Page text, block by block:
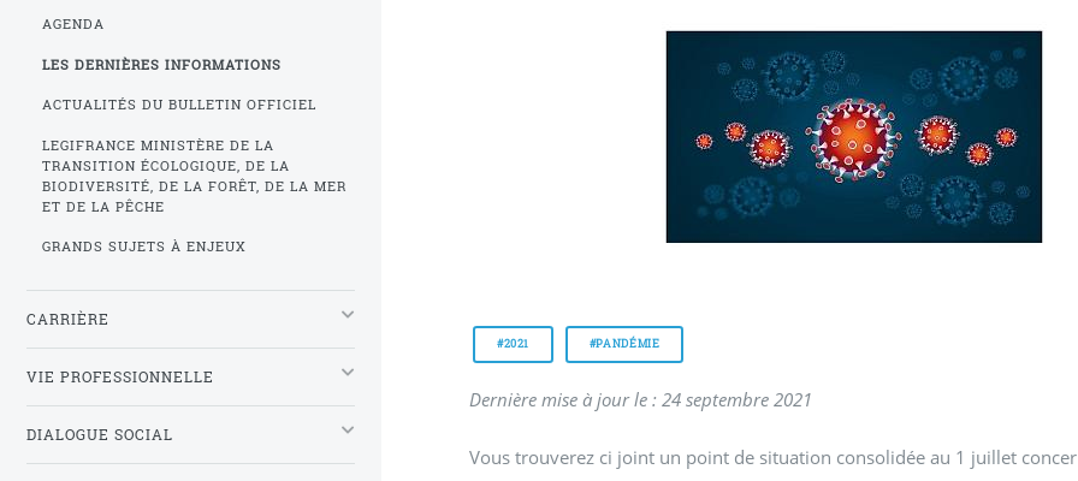
#2021 #PANDÉMIE
Dernière mise à jour le : 24 septembre 2021
Vous trouverez ci joint un point de situation consolidée au 1 juillet
AGENDA
LES DERNIÈRES INFORMATIONS
ACTUALITÉS DU BULLETIN OFFICIEL
LEGIFRANCE MINISTÈRE DE LA
TRANSITION ÉCOLOGIQUE, DE LA
BIODIVERSITÉ, DE LA FORÊT, DE LA MER
ET DE LA PÊCHE
GRANDS SUJETS À ENJEUX
CARRIÈRE
VIE PROFESSIONNELLE
DIALOGUE SOCIAL